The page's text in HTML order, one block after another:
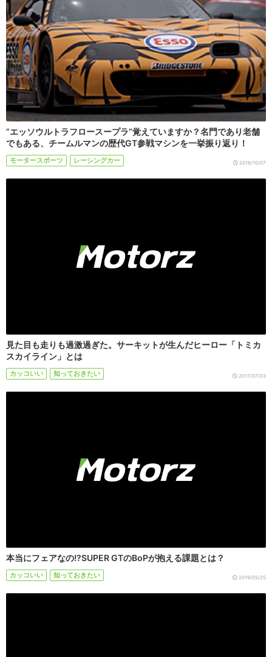
”エッソウルトラフロースープラ”覚えていますか？名門であり老舗
でもある、チームルマンの歴代GT参戦マシンを一挙振り返り！
モータースポーツ レーシングカー 2016/10/07
見た目も走りも過激過ぎた。サーキットが生んだヒーロー「トミカ
スカイライン」とは
カッコいい 知っておきたい 2017/07/03
本当にフェアなの!?SUPER GTのBoPが抱える課題とは？
カッコいい 知っておきたい 2019/05/25